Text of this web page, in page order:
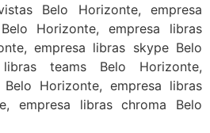
Belo Horizonte, empresa
Horizonte, empresa libras
empresa libras skype Belo
teams Belo Horizonte,
Horizonte, empresa libras
empresa libras chroma Belo